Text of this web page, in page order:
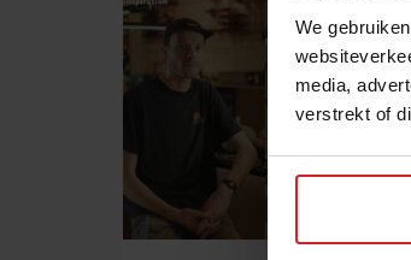
We
media,
verstrekt of